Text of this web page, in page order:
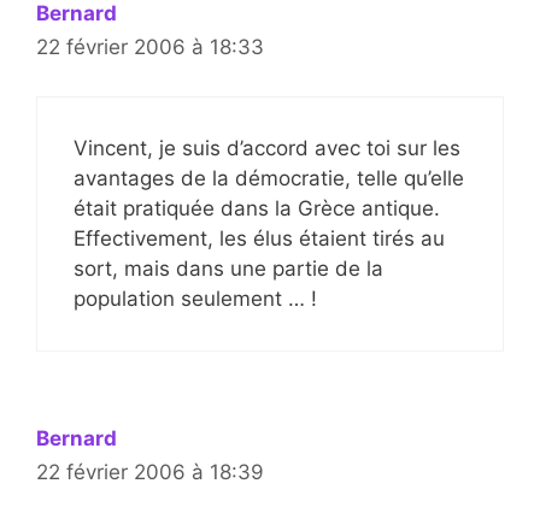
Bernard
22 février 2006 à 18:33
Vincent, je suis d’accord avec toi sur les
avantages de la démocratie, telle qu’elle
était pratiquée dans la Grèce antique.
Effectivement, les élus étaient tirés au
sort, mais dans une partie de la
population seulement … !
Bernard
22 février 2006 à 18:39